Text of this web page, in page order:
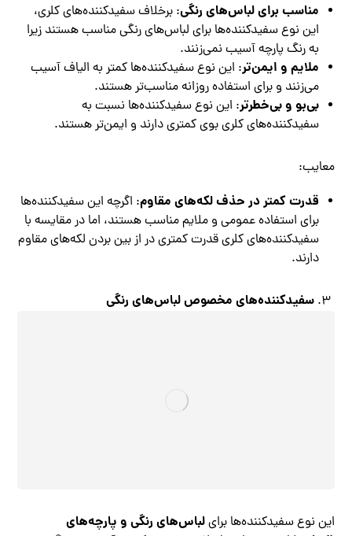
مناسب برای لباس‌های رنگی: برخلاف سفیدکننده‌های کلری،
این نوع سفیدکننده‌ها برای لباس‌های رنگی مناسب هستند زیرا
به رنگ پارچه آسیب نمی‌زنند.
ملایم و ایمن‌تر: این نوع سفیدکننده‌ها کمتر به الیاف آسیب
می‌زنند و برای استفاده روزانه مناسب‌تر هستند.
بی‌بو و بی‌خطرتر: این نوع سفیدکننده‌ها نسبت به
سفیدکننده‌های کلری بوی کمتری دارند و ایمن‌تر هستند.
معایب:
قدرت کمتر در حذف لکه‌های مقاوم: اگرچه این سفیدکننده‌ها
برای استفاده عمومی و ملایم مناسب هستند، اما در مقایسه با
سفیدکننده‌های کلری قدرت کمتری در از بین بردن لکه‌های مقاوم
دارند.
سفیدکننده‌های مخصوص لباس‌های رنگی
این نوع سفیدکننده‌ها برایلباس‌های رنگی و پارچه‌های